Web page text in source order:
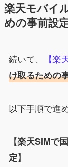
楽天モバイ
めの事前設
続いて、 【楽
け取るための
以下手順で進
【楽天SIMで
定】